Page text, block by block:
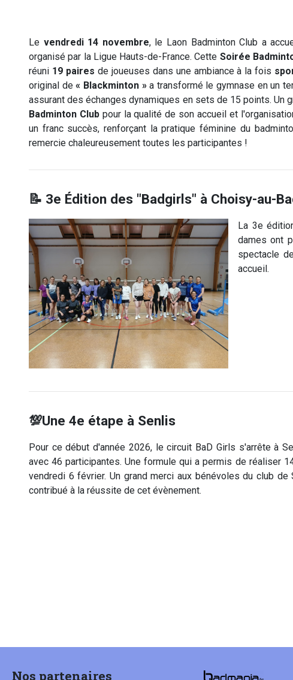
Le vendredi 14 novembre, le Laon Badminton Club a
organisé par la Ligue Hauts-de-France. Cette Soirée
réuni 19 paires de joueuses dans une ambiance à la fois
original de« Blackminton »a transformé le gymnase en un
assurant des échanges dynamiques en sets de 15 points. Un
Badminton Clubpour la qualité de son accueil et
un franc succès, renforçant la pratique féminine du
remercie chaleureusement toutes les participantes !
📝 3e Édition des "Badgirls" à Choisy-au-
La 3e
dames ont
spectacle
accueil.
💯Une 4e étape à Senlis
Pour ce début d'année 2026, le circuit BaD Girls s'arrête à
avec 46 participantes. Une formule qui a permis de réaliser
vendredi 6 février. Un grand merci aux bénévoles du club
contribué à la réussite de cet évènement.
Nos partenaires